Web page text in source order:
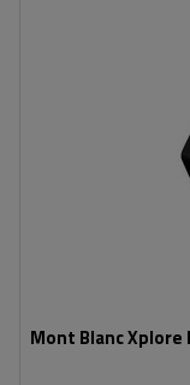
Mont Blanc Xplore